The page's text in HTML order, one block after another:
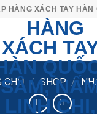
HÀNG XÁCH TAY HÀN
CHỦ / SHOP /